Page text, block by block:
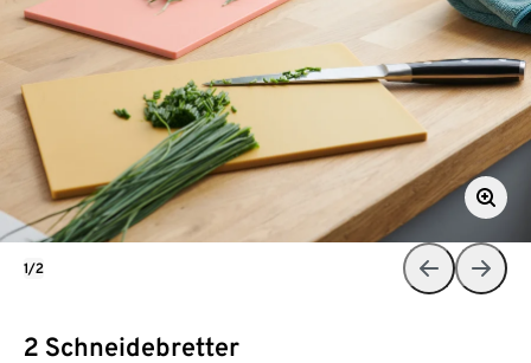
2 Schneidebretter
1/2